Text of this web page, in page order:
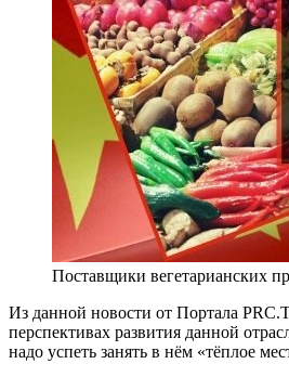
Поставщики вегетарианских
Из данной новости от Портала
перспективах развития данной
надо успеть занять в нём «тёплое